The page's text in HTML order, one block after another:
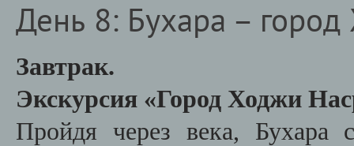
День 8: Бухара –
Завтрак.
Экскурсия «Город Ходжи
Пройдя через века, Бухара